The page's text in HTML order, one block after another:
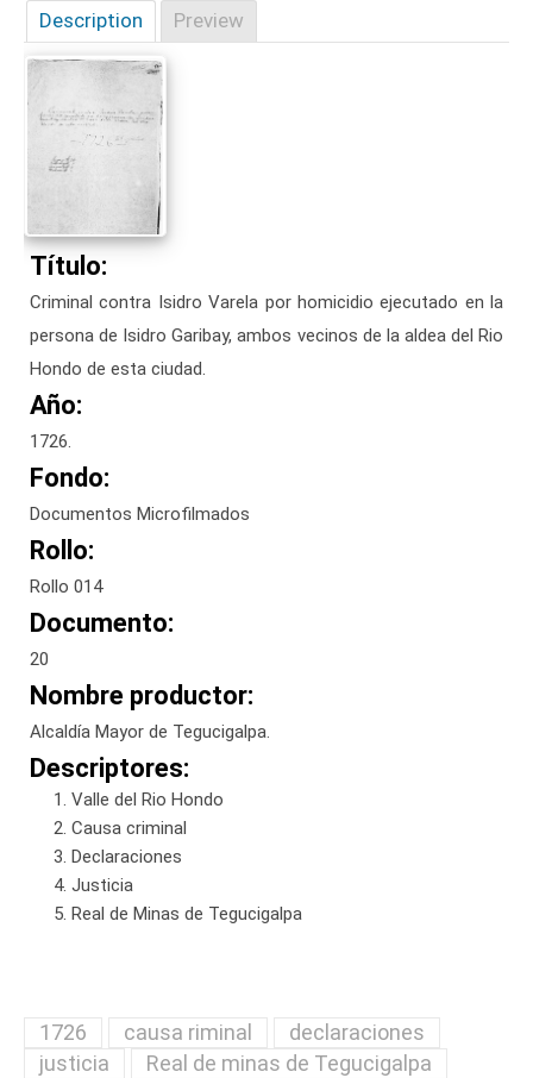
Description Preview
Título:
Criminal contra Isidro Varela por homicidio ejecutado en la
persona de Isidro Garibay, ambos vecinos de la aldea del Rio
Hondo de esta ciudad.
Año:
1726.
Fondo:
Documentos Microfilmados
Rollo:
Rollo 014
Documento:
20
Nombre productor:
Alcaldía Mayor de Tegucigalpa.
Descriptores:
Valle del Rio Hondo
Causa criminal
Declaraciones
Justicia
Real de Minas de Tegucigalpa
1726 causa riminal
declaraciones
justicia
Real de minas de Tegucigalpa